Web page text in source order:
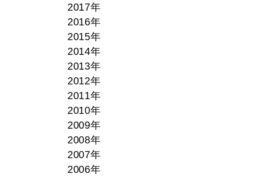
2017年
2016年
2015年
2014年
2013年
2012年
2011年
2010年
2009年
2008年
2007年
2006年